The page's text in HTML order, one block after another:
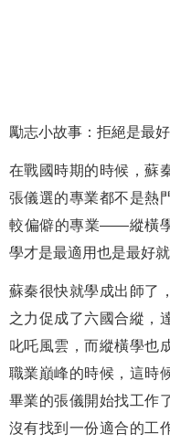
勵志小故事：拒絕是最
在戰國時期的時候，蘇
張儀選的專業都不是熱
較偏僻的專業——縱橫
學才是最適用也是最好就
蘇秦很快就學成出師了
之力促成了六國合縱，
叱吒風雲，而縱橫學也
職業巔峰的時候，這時
畢業的張儀開始找工作
沒有找到一份適合的工